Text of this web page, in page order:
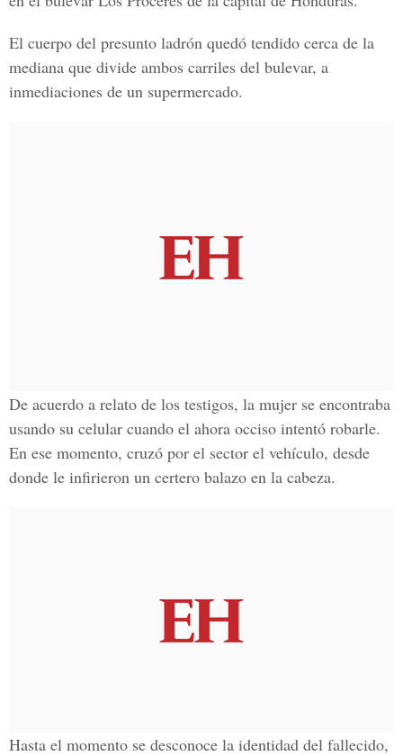
El cuerpo del presunto ladrón quedó tendido cerca de la
mediana que divide ambos carriles del bulevar, a
inmediaciones de un supermercado.
De acuerdo a relato de los testigos, la mujer se encontraba
usando su celular cuando el ahora occiso intentó robarle.
En ese momento, cruzó por el sector el vehículo, desde
donde le infirieron un certero balazo en la cabeza.
Hasta el momento se desconoce la identidad del fallecido,